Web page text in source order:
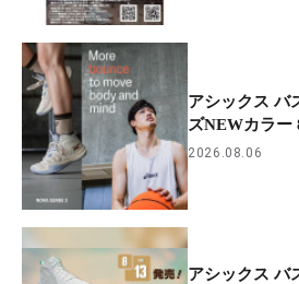
アシックス バ
ズNEWカラー
2026.08.06
アシックス バ